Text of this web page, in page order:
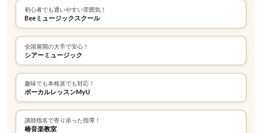
初心者でも通いやすい雰囲気！
Beeミュージックスクール
全国展開の大手で安心！
シアーミュージック
趣味でも本格派でも対応！
ボーカルレッスンMyU
講師指名で寄り添った指導！
椿音楽教室